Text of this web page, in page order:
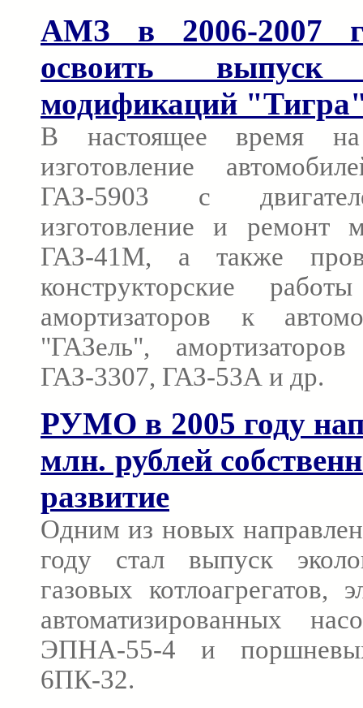
АМЗ в 2006-2007
освоить
модификаций
В настоящее время
изготовление
ГАЗ-5903 с
изготовление и ремонт
ГАЗ-41М, а также
конструкторские
амортизаторов к
"ГАЗель",
ГАЗ-3307, ГАЗ-53А и др.
РУМО в 2005 году
млн. рублей
развитие
Одним из новых
году стал выпуск
газовых котлоагрегатов,
автоматизированных
ЭПНА-55-4 и
6ПК-32.